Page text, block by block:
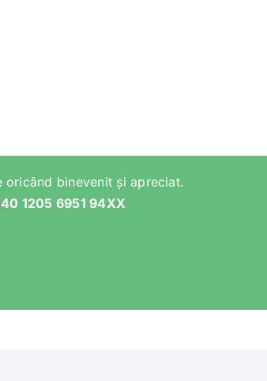
oricând binevenit și apreciat.
1205 6951 94XX